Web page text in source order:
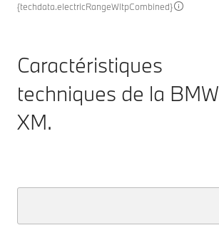
{techdata.electricRangeWltpCombined}
Caractéristiques
techniques de la BMW
XM.